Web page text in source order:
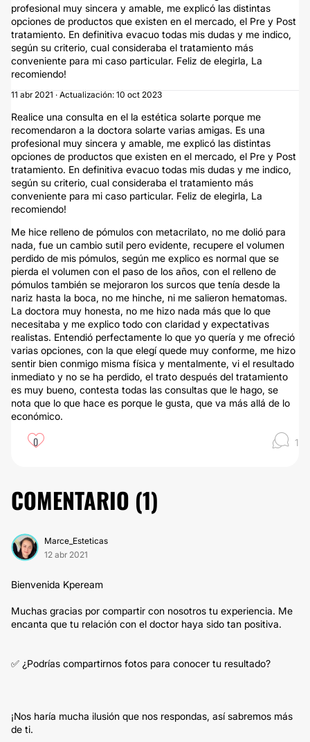
profesional muy sincera y amable, me explicó las distintas
opciones de productos que existen en el mercado, el Pre y Post
tratamiento. En definitiva evacuo todas mis dudas y me indico,
según su criterio, cual consideraba el tratamiento más
conveniente para mi caso particular. Feliz de elegirla, La
recomiendo!
11 abr 2021 · Actualización: 10 oct 2023
Realice una consulta en el la estética solarte porque me
recomendaron a la doctora solarte varias amigas. Es una
profesional muy sincera y amable, me explicó las distintas
opciones de productos que existen en el mercado, el Pre y Post
tratamiento. En definitiva evacuo todas mis dudas y me indico,
según su criterio, cual consideraba el tratamiento más
conveniente para mi caso particular. Feliz de elegirla, La
recomiendo!
Me hice relleno de pómulos con metacrilato, no me dolió para
nada, fue un cambio sutil pero evidente, recupere el volumen
perdido de mis pómulos, según me explico es normal que se
pierda el volumen con el paso de los años, con el relleno de
pómulos también se mejoraron los surcos que tenía desde la
nariz hasta la boca, no me hinche, ni me salieron hematomas.
La doctora muy honesta, no me hizo nada más que lo que
necesitaba y me explico todo con claridad y expectativas
realistas. Entendió perfectamente lo que yo quería y me ofreció
varias opciones, con la que elegí quede muy conforme, me hizo
sentir bien conmigo misma física y mentalmente, vi el resultado
inmediato y no se ha perdido, el trato después del tratamiento
es muy bueno, contesta todas las consultas que le hago, se
nota que lo que hace es porque le gusta, que va más allá de lo
económico.
0 1
COMENTARIO (1)
Marce_Esteticas
12 abr 2021
Bienvenida Kpeream
Muchas gracias por compartir con nosotros tu experiencia. Me
encanta que tu relación con el doctor haya sido tan positiva.
✅ ¿Podrías compartirnos fotos para conocer tu resultado?
¡Nos haría mucha ilusión que nos respondas, así sabremos más
de ti.